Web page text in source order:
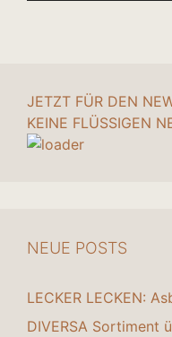
JETZT FÜR DEN
KEINE FLÜSSIGEN
NEUE POSTS
LECKER LECKEN:
DIVERSA Sortiment